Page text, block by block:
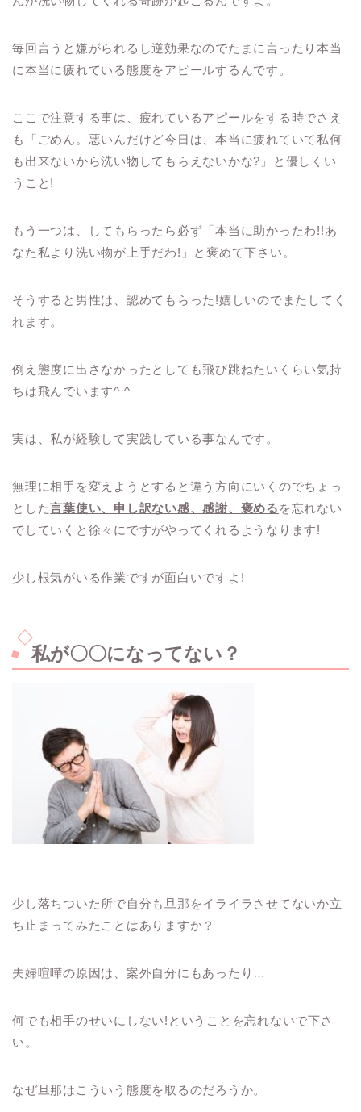
毎回言うと嫌がられるし逆効果なのでたまに言ったり本当
に本当に疲れている態度をアピールするんです。
ここで注意する事は、疲れているアピールをする時でさえ
も「ごめん。悪いんだけど今日は、本当に疲れていて私何
も出来ないから洗い物してもらえないかな?」と優しくい
うこと!
もう一つは、してもらったら必ず「本当に助かったわ!!あ
なた私より洗い物が上手だわ! 」と褒めて下さい。
そうすると男性は、認めてもらった!嬉しいのでまたしてく
れます。
例え態度に出さなかったとしても飛び跳ねたいくらい気持
ちは飛んでいます^ ^
実は、私が経験して実践している事なんです。
無理に相手を変えようとすると違う方向にいくのでちょっ
とした言葉使い、申し訳ない感、感謝、褒める を忘れない
でしていくと徐々にですがやってくれるようなります!
少し根気がいる作業ですが面白いですよ!
私が〇〇になってない？
少し落ちついた所で自分も旦那をイライラさせてないか立
ち止まってみたことはありますか？
夫婦喧嘩の原因は、案外自分にもあったり …
何でも相手のせいにしない! ということを忘れないで下さ
い。
なぜ旦那はこういう態度を取るのだろうか。